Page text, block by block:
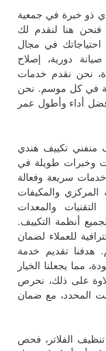
ذو خبرة في جمعية
فنحن هنا لنقدم لك
احتياجاتك في مجال
دورية، إصلاح
نحن نقدم خدمات
في كل موسم. نحن
أداء وأطول عمر
منفني تكييف هندي
وخبرات طويلة في
سريعة وفعالة
والمكيفات
والمعدات
أنظمة التكييف.
للعملاء لضمان
هدفنا تقديم خدمة
مما يجعلنا الخيار
على ذلك، نحرص
المحدد، مع ضمان
الفلاتر، فحص